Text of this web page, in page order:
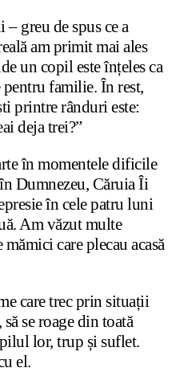
greu de spus ce a
am primit mai ales
un copil este înțeles ca
familie. În rest,
printre rânduri este:
deja trei?”
în momentele dificile
Dumnezeu, Căruia Îi
în cele patru luni
Am văzut multe
care plecau acasă
care trec prin situații
se roage din toată
lor, trup și suflet.
el.